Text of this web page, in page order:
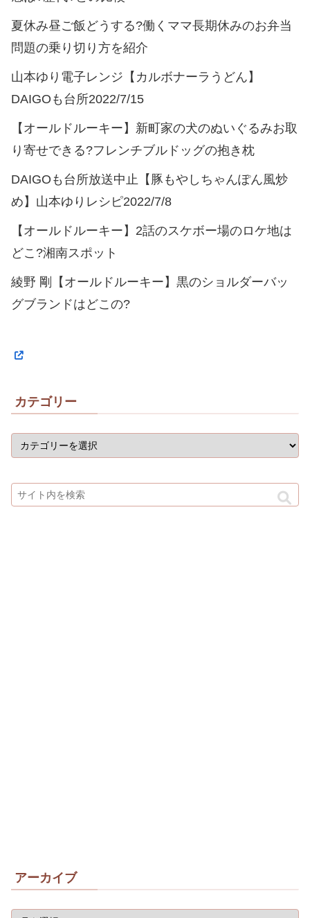
夏休み昼ご飯どうする?働くママ長期休みのお弁当
問題の乗り切り方を紹介
山本ゆり電子レンジ【カルボナーラうどん】
DAIGOも台所2022/7/15
【オールドルーキー】新町家の犬のぬいぐるみお取
り寄せできる?フレンチブルドッグの抱き枕
DAIGOも台所放送中止【豚もやしちゃんぽん風炒
め】山本ゆりレシピ2022/7/8
【オールドルーキー】2話のスケボー場のロケ地は
どこ?湘南スポット
綾野 剛【オールドルーキー】黒のショルダーバッ
グブランドはどこの?
カテゴリー
アーカイブ